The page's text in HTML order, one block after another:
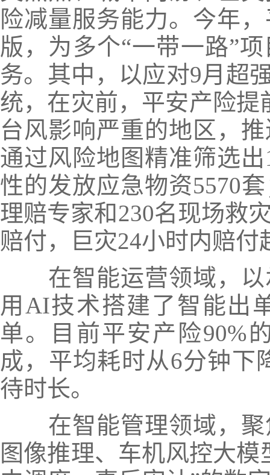
险减量服务能力。今年
版，为多个“一带一路”
务。其中，以应对9月超
统，在灾前，平安产险
台风影响严重的地区，
通过风险地图精准筛选
性的发放应急物资5570
理赔专家和230名现场救
赔付，巨灾24小时内赔付
在智能运营领域，
用AI技术搭建了智能出
单。
目前平安产险90%
成，平均耗时从6分钟下
待时长。
在智能管理领域，
图像推理、车机风控大